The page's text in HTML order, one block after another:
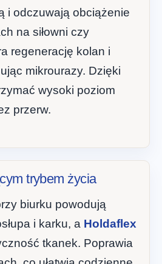
i odczuwają obciążenie
na siłowni czy
regenerację kolan i
mikrourazy. Dzięki
wysoki poziom
przerw.
trybem życia
biurku powodują
i karku, a Holdaflex
tkanek. Poprawia